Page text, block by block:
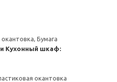
Бумага
Кухонный шкаф:
окантовка